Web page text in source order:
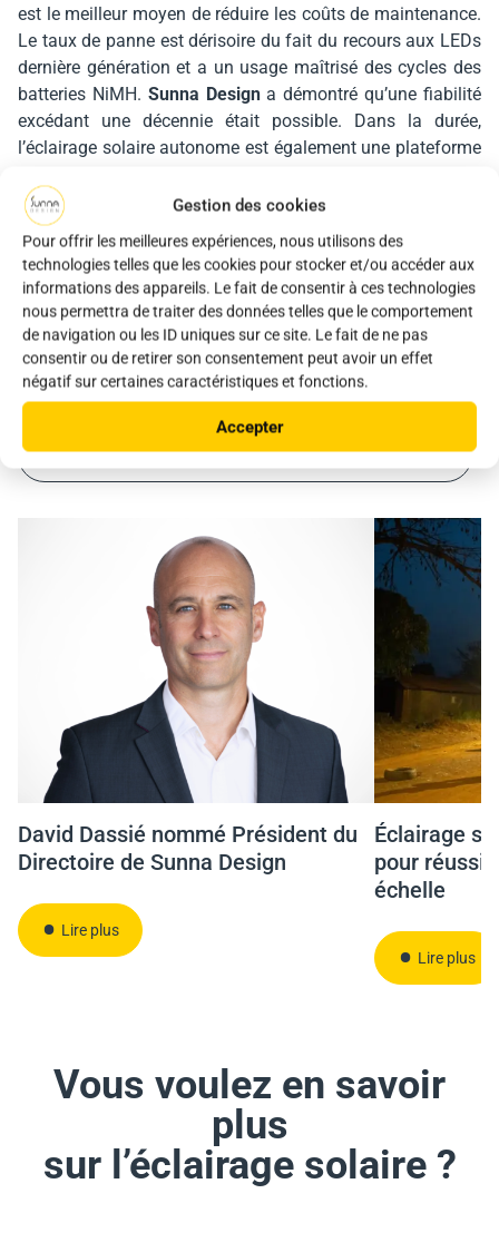
Gestion des cookies
Pour offrir les meilleures expériences, nous utilisons des
technologies telles que les cookies pour stocker et/ou accéder aux
informations des appareils. Le fait de consentir à ces technologies
nous permettra de traiter des données telles que le comportement
de navigation ou les ID uniques sur ce site. Le fait de ne pas
consentir ou de retirer son consentement peut avoir un effet
négatif sur certaines caractéristiques et fonctions.
Accepter
est le meilleur moyen de réduire les coûts de maintenance.
Le taux de panne est dérisoire du fait du recours aux LEDs
dernière génération et a un usage maîtrisé des cycles des
batteries NiMH. Sunna Designa démontré qu’une fiabilité
excédant une décennie était possible. Dans la durée,
l’éclairage solaire autonome est également une plateforme
surveillance audio ou des services d’accès aux réseaux
numériques locaux qui, l’un comme l’autre, impliquent des
blindages et des transformateurs coûteux sur des
dispositifs d’éclairage conventionnels.
Cela pourrait aussi vous
intéresser
Voir tous les articles
David Dassié nommé Président du
Directoire de Sunna Design
Lire plus
Éclairage
pour
échelle
Lire plus
Vous voulez en savoir
plus
sur l’éclairage solaire ?